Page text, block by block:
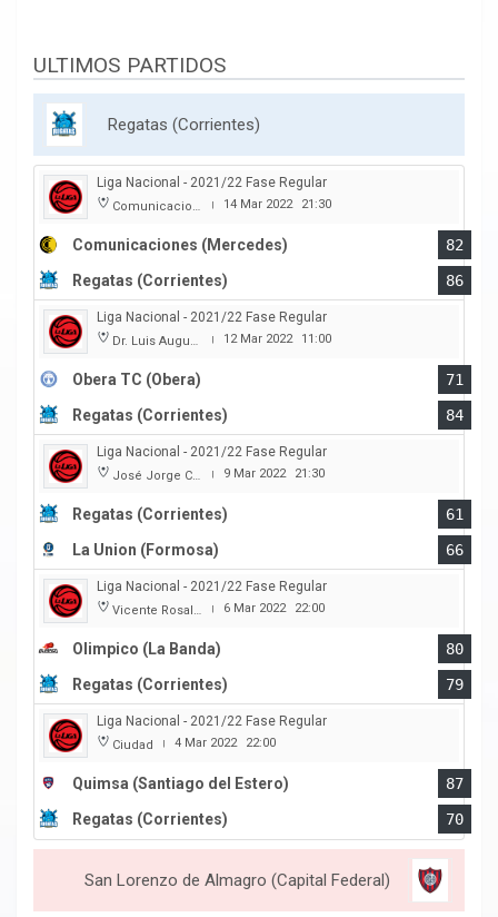
ULTIMOS PARTIDOS
Regatas (Corrientes)
Liga Nacional - 2021/22 Fase Regular
Comunicaciones | 14 Mar 2022 21:30
Comunicaciones (Mercedes)
82
Regatas (Corrientes)
86
Liga Nacional - 2021/22 Fase Regular
Dr. Luis Augusto Derna | 12 Mar 2022 11:00
Obera TC (Obera)
71
Regatas (Corrientes)
84
Liga Nacional - 2021/22 Fase Regular
José Jorge Contte | 9 Mar 2022 21:30
Regatas (Corrientes)
61
La Union (Formosa)
66
Liga Nacional - 2021/22 Fase Regular
Vicente Rosales | 6 Mar 2022 22:00
Olimpico (La Banda)
80
Regatas (Corrientes)
79
Liga Nacional - 2021/22 Fase Regular
Ciudad | 4 Mar 2022 22:00
Quimsa (Santiago del Estero)
87
Regatas (Corrientes)
70
San Lorenzo de Almagro (Capital Federal)